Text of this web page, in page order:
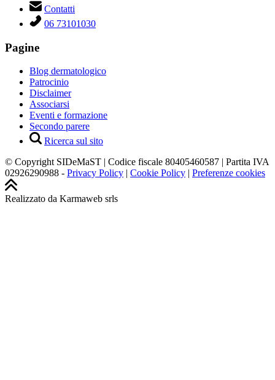
Contatti
06 73101030
Pagine
Blog dermatologico
Patrocinio
Disclaimer
Associarsi
Eventi e formazione
Secondo parere
Ricerca sul sito
© Copyright SIDeMaST | Codice fiscale 80405460587 | Partita IVA
02926290988 - Privacy Policy | Cookie Policy | Preferenze cookies
Realizzato da Karmaweb srls